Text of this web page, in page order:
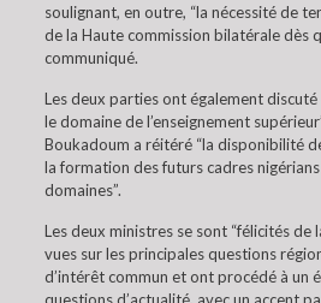
soulignant, en outre, “la nécessité de
de la Haute commission bilatérale dès
communiqué.
Les deux parties ont également
le domaine de l’enseignement
Boukadoum a réitéré “la disponibilité
la formation des futurs cadres
domaines”.
Les deux ministres se sont “félicités de
vues sur les principales questions
d’intérêt commun et ont procédé à un